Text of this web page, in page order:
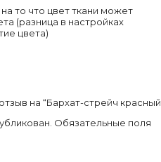
то что цвет ткани может
(разница в настройках
цвета)
на “Бархат-стрейч
Обязательные поля